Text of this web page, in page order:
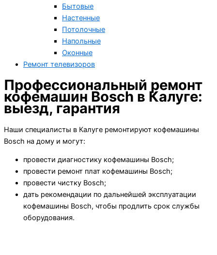
Бытовые
Настенные
Потолочные
Напольные
Оконные
Ремонт телевизоров
Профессиональный ремонт
кофемашин Bosch в Калуге:
выезд, гарантия
Наши специалисты в Калуге ремонтируют кофемашины
Bosch на дому и могут:
провести диагностику кофемашины Bosch;
провести ремонт плат кофемашины Bosch;
провести чистку Bosch;
дать рекомендации по дальнейшей эксплуатации
кофемашины Bosch, чтобы продлить срок службы
оборудования.